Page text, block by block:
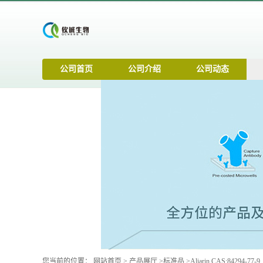
公司首页 公司介绍 公司动态
您当前的位置： 网站首页 > 产品展厅 >标准品 >Aliarin CAS:84294-77-9